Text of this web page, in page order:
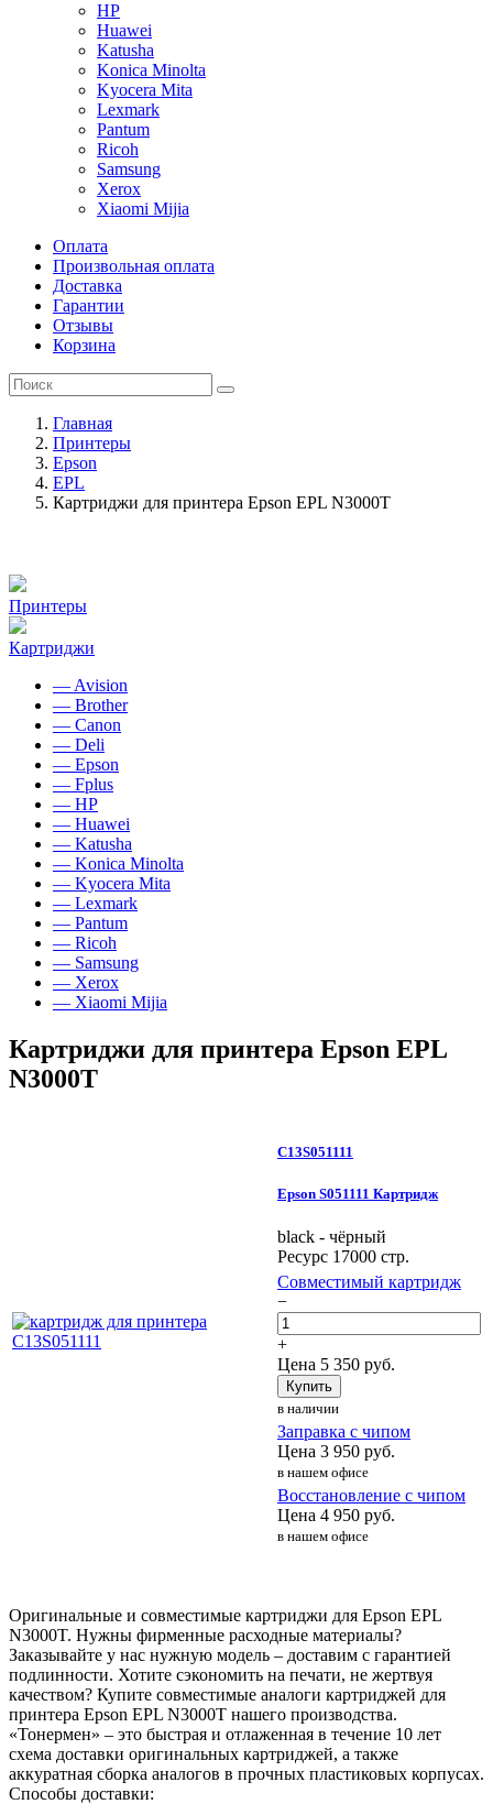
HP
Huawei
Katusha
Konica Minolta
Kyocera Mita
Lexmark
Pantum
Ricoh
Samsung
Xerox
Xiaomi Mijia
Оплата
Произвольная оплата
Доставка
Гарантии
Отзывы
Корзина
Главная
Принтеры
Epson
EPL
Картриджи для принтера Epson EPL N3000T
Принтеры
Картриджи
— Avision
— Brother
— Canon
— Deli
— Epson
— Fplus
— HP
— Huawei
— Katusha
— Konica Minolta
— Kyocera Mita
— Lexmark
— Pantum
— Ricoh
— Samsung
— Xerox
— Xiaomi Mijia
Картриджи для принтера Epson EPL
N3000T
C13S051111
Epson S051111 Картридж
black - чёрный
Ресурс 17000 стр.
Совместимый картридж
−
+
Цена 5 350 руб.
Купить
в наличии
Заправка с чипом
Цена 3 950 руб.
в нашем офисе
Восстановление с чипом
Цена 4 950 руб.
в нашем офисе
Оригинальные и совместимые картриджи для Epson EPL
N3000T. Нужны фирменные расходные материалы?
Заказывайте у нас нужную модель – доставим с гарантией
подлинности. Хотите сэкономить на печати, не жертвуя
качеством? Купите совместимые аналоги картриджей для
принтера Epson EPL N3000T нашего производства.
«Тонермен» – это быстрая и отлаженная в течение 10 лет
схема доставки оригинальных картриджей, а также
аккуратная сборка аналогов в прочных пластиковых корпусах.
Способы доставки: